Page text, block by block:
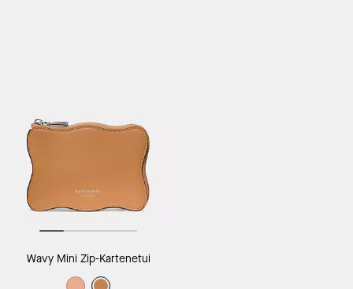
Wavy Mini Zip-Kartenetui